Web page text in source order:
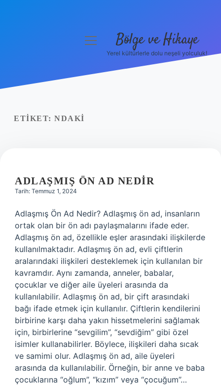
Yasal Uyarı
menüyü
Bölge ve Hikaye
Yerel kültürlerle dolu neşeli yolculuk!
ETIKET: NDAKI
ADLAŞMIŞ ÖN AD NEDIR
Tarih: Temmuz 1, 2024
Adlaşmış Ön Ad Nedir? Adlaşmış ön ad, insanların
ortak olan bir ön adı paylaşmalarını ifade eder.
Adlaşmış ön ad, özellikle eşler arasındaki ilişkilerde
kullanılmaktadır. Adlaşmış ön ad, evli çiftlerin
aralarındaki ilişkileri desteklemek için kullanılan bir
kavramdır. Aynı zamanda, anneler, babalar,
çocuklar ve diğer aile üyeleri arasında da
kullanılabilir. Adlaşmış ön ad, bir çift arasındaki
bağı ifade etmek için kullanılır. Çiftlerin kendilerini
birbirine karşı daha yakın hissetmelerini sağlamak
için, birbirlerine “sevgilim”, “sevdiğim” gibi özel
isimler kullanabilirler. Böylece, ilişkileri daha sıcak
ve samimi olur. Adlaşmış ön ad, aile üyeleri
arasında da kullanılabilir. Örneğin, bir anne ve baba
çocuklarına “oğlum”, “kızım” veya “çocuğum”…